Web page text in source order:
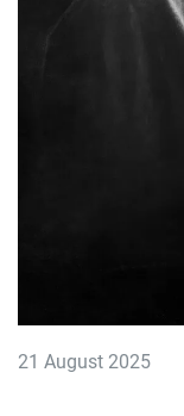
21 August 2025